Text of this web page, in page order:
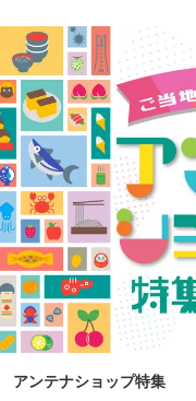
アンテナショップ特集